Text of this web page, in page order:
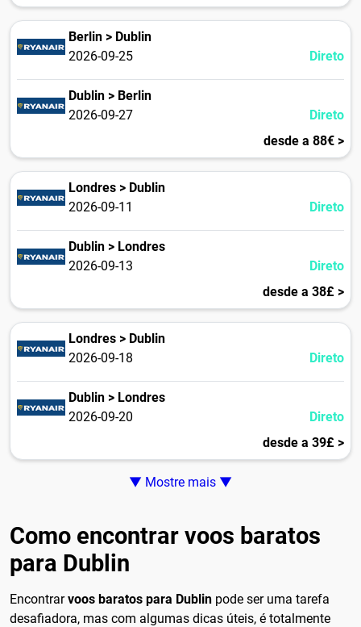
Berlin > Dublin
2026-09-25
Direto
Dublin > Berlin
2026-09-27
Direto
desde a 88€ >
Londres > Dublin
2026-09-11
Direto
Dublin > Londres
2026-09-13
Direto
desde a 38£ >
Londres > Dublin
2026-09-18
Direto
Dublin > Londres
2026-09-20
Direto
desde a 39£ >
▼ Mostre mais ▼
Como encontrar voos baratos
para Dublin
Encontrarvoos baratos para Dublin pode ser uma tarefa
desafiadora, mas com algumas dicas úteis, é totalmente